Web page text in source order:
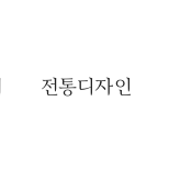
전통디자인